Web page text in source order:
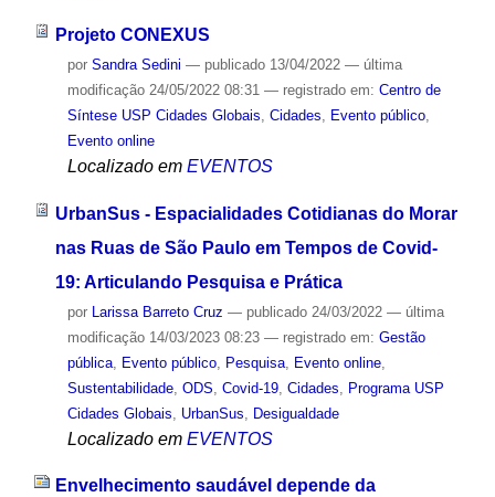
Projeto CONEXUS
por Sandra Sedini — publicado13/04/2022 — última
modificação24/05/2022 08:31 — registrado em: Centro de
Síntese USP Cidades Globais, Cidades, Evento público,
Evento online
Localizado em EVENTOS
UrbanSus - Espacialidades Cotidianas do Morar
nas Ruas de São Paulo em Tempos de Covid-
19: Articulando Pesquisa e Prática
por Larissa Barreto Cruz — publicado24/03/2022 — última
modificação14/03/2023 08:23 — registrado em: Gestão
pública, Evento público, Pesquisa, Evento online,
Sustentabilidade, ODS Covid-19, Cidades
Programa USP
Cidades Globais
UrbanSus Desigualdade
Localizado em EVENTOS
Envelhecimento saudável depende da